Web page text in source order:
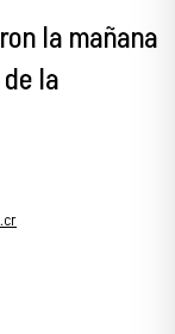
la mañana
la